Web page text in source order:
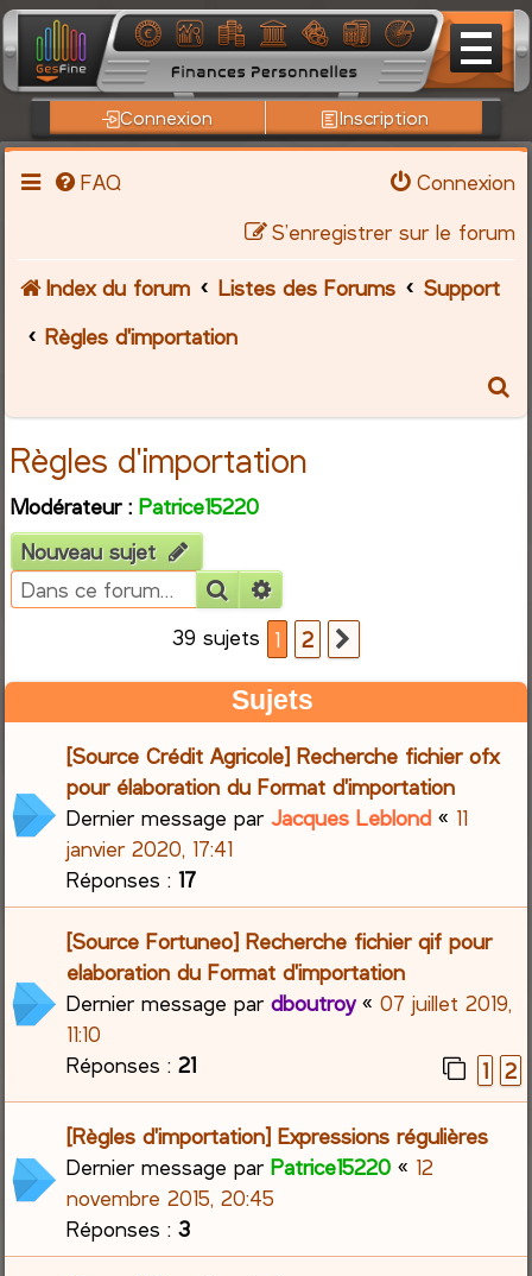
Connexion Inscription
FAQ
Connexion
S’enregistrer sur le forum
Index du forum Listes des Forums
Support
Règles d'importation
c
h
Règles d'importation
Modérateur : Patrice15220
Nouveau sujet
Rechercher
39 sujets
1 2
Sujets
[Source Crédit Agricole] Recherche fichier ofx
pour élaboration du Format d'importation
Dernier message parJacques Leblond « 11
janvier 2020, 17:41
Réponses :17
[Source Fortuneo] Recherche fichier qif pour
elaboration du Format d'importation
Dernier message pardboutroy«07 juillet 2019,
11:10
Réponses :21 1 2
[Règles d'importation] Expressions régulières
Dernier message parPatrice15220 « 12
novembre 2015, 20:45
Réponses :3